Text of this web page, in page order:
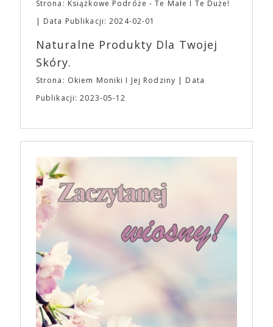
Strona: Książkowe Podróże - Te Małe I Te Duże!
Data Publikacji: 2024-02-01
Naturalne Produkty Dla Twojej
Skóry.
Strona: Okiem Moniki I Jej Rodziny
Data
Publikacji: 2023-05-12